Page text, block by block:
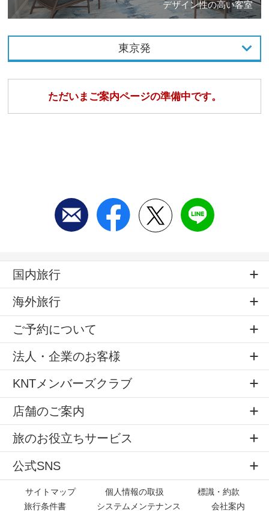
デザイン性の高い客室
東京発
東京発
名古屋発
ただいまご案内ページの準備中です。
国内旅行
海外旅行
ご予約について
法人・企業のお客様
KNTメンバーズクラブ
店舗のご案内
旅のお役立ちサービス
公式SNS
サイトマップ 個人情報の取扱
標識・約款
旅行条件書
システムメンテナンス 会社案内